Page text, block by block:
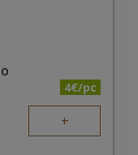
4€/pc
+